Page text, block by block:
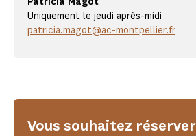
Uniquement le jeudi après-midi
patricia.magot@ac-montpellier.fr
Vous souhaitez